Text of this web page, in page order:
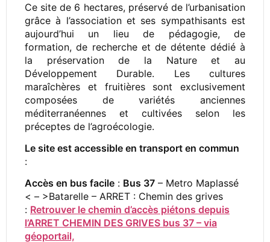
Ce site de 6 hectares, préservé de l’urbanisation
grâce à l’association et ses sympathisants est
aujourd’hui un lieu de pédagogie, de
formation, de recherche et de détente dédié à
la préservation de la Nature et au
Développement Durable. Les cultures
maraîchères et fruitières sont exclusivement
composées de variétés anciennes
méditerranéennes et cultivées selon les
préceptes de l’agroécologie.
Le site est accessible en transport en commun
:
Accès en bus facile : Bus 37 – Metro Maplassé
< – >Batarelle – ARRET : Chemin des grives
: Retrouver le chemin d’accès piétons depuis
l’ARRET CHEMIN DES GRIVES bus 37 – via
géoportail,